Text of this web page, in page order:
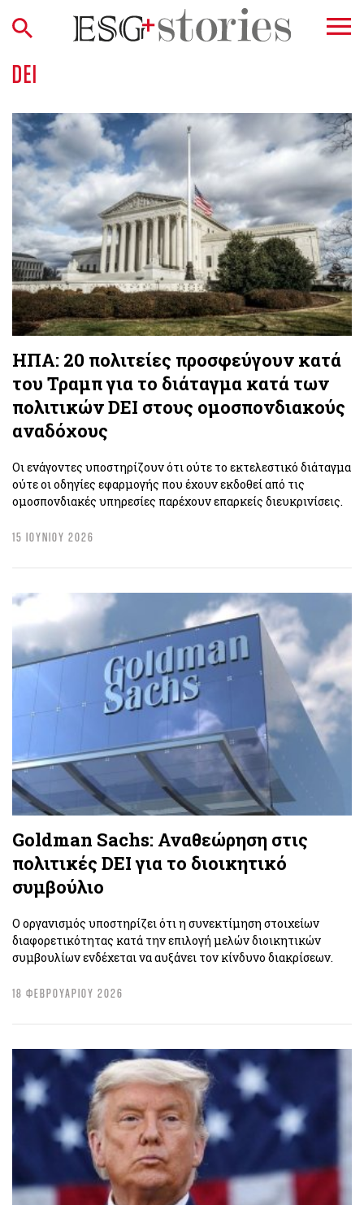
DEI
ΗΠΑ: 20 πολιτείες προσφεύγουν κατά
του Τραμπ για το διάταγμα κατά των
πολιτικών DEI στους ομοσπονδιακούς
αναδόχους
Οι ενάγοντες υποστηρίζουν ότι ούτε το εκτελεστικό διάταγμα
ούτε οι οδηγίες εφαρμογής που έχουν εκδοθεί από τις
ομοσπονδιακές υπηρεσίες παρέχουν επαρκείς διευκρινίσεις.
15 ΙΟΥΝΙΟΥ 2026
Goldman Sachs: Αναθεώρηση στις
πολιτικές DEI για το διοικητικό
συμβούλιο
Ο οργανισμός υποστηρίζει ότι η συνεκτίμηση στοιχείων
διαφορετικότητας κατά την επιλογή μελών διοικητικών
συμβουλίων ενδέχεται να αυξάνει τον κίνδυνο διακρίσεων.
18 ΦΕΒΡΟΥΑΡΙΟΥ 2026